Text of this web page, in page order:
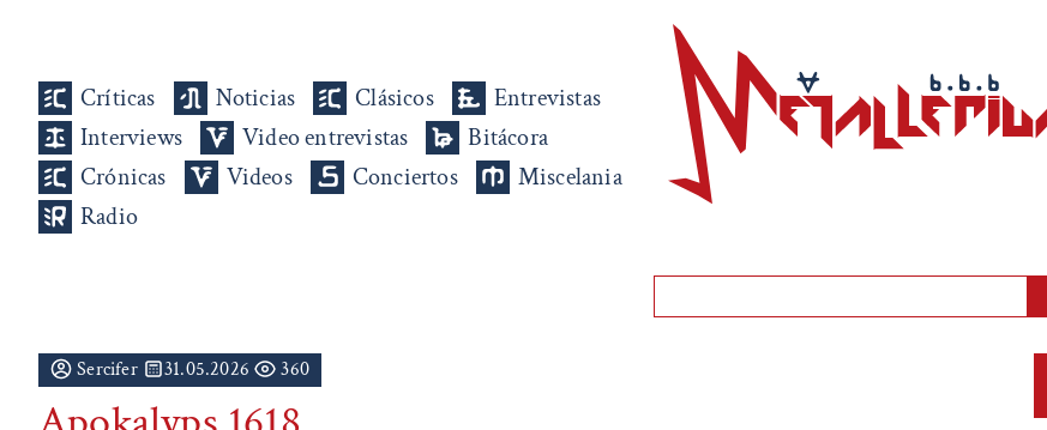
Críticas Noticias Clásicos
Entrevistas
Interviews
Video entrevistas
Bitácora
Crónicas
Videos Conciertos
Miscelania
Radio
Sercifer 31.05.2026 360